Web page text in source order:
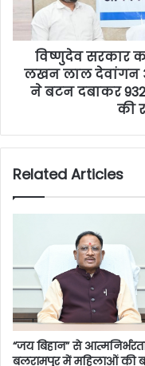
विष्णुदेव सरकार
लखन लाल देवांगन
ने बटन दबाकर
की
Related Articles
“जय बिहान” से
बलरामपुर में महिलाओं की